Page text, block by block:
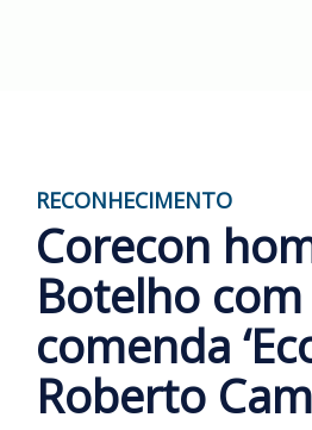
RECONHECIMENTO
Corecon
Botelho com
comenda
Roberto